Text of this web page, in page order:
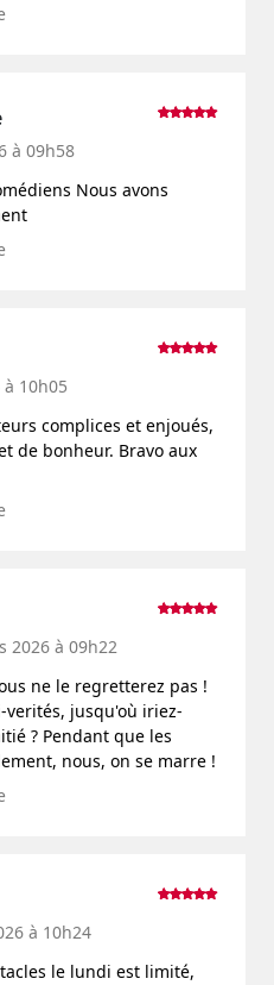
à 09h58
Nous avons
à 10h05
complices et enjoués,
de bonheur. Bravo aux
2026 à 09h22
ne le regretterez pas !
verités, jusqu'où iriez-
? Pendant que les
nous, on se marre !
à 10h24
le lundi est limité,